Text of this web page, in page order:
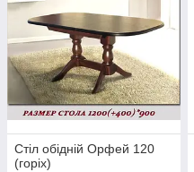
Стіл обідній Орфей 120
(горіх)